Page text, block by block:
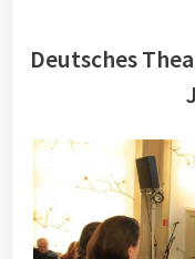
Deutsches